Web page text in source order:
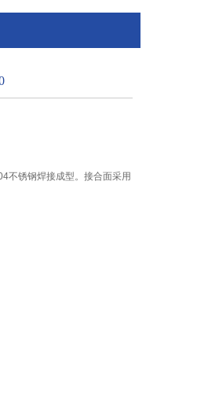
不锈钢焊接成型。接合面采用